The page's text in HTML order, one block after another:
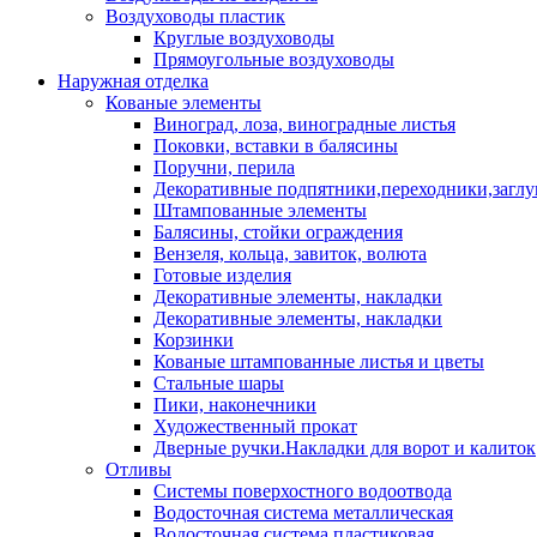
Воздуховоды пластик
Круглые воздуховоды
Прямоугольные воздуховоды
Наружная отделка
Кованые элементы
Виноград, лоза, виноградные листья
Поковки, вставки в балясины
Поручни, перила
Декоративные
Штампованные элементы
Балясины, стойки ограждения
Вензеля, кольца, завиток, волюта
Готовые изделия
Декоративные элементы, накладки
Декоративные элементы, накладки
Корзинки
Кованые штампованные листья и цветы
Стальные шары
Пики, наконечники
Художественный прокат
Дверные ручки.Накладки для ворот и калиток
Отливы
Системы поверхостного водоотвода
Водосточная система металлическая